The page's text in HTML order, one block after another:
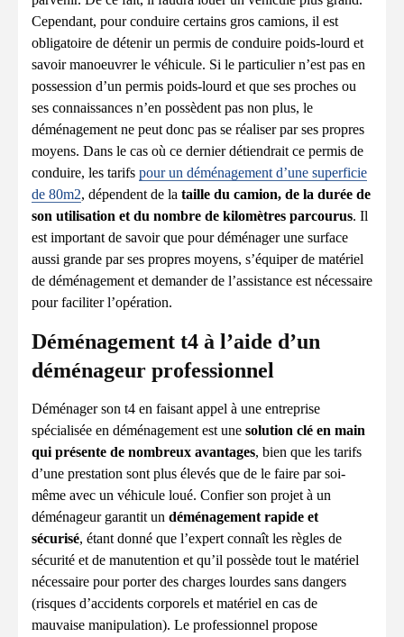
Cependant, pour conduire certains gros camions, il est
obligatoire de détenir un permis de conduire poids-lourd et
savoir manoeuvrer le véhicule. Si le particulier n’est pas en
possession d’un permis poids-lourd et que ses proches ou
ses connaissances n’en possèdent pas non plus, le
déménagement ne peut donc pas se réaliser par ses propres
moyens. Dans le cas où ce dernier détiendrait ce permis de
conduire, les tarifs pour un déménagement d’une superficie
de 80m2, dépendent de la taille du camion, de la durée de
son utilisation et du nombre de kilomètres parcourus. Il
est important de savoir que pour déménager une surface
aussi grande par ses propres moyens, s’équiper de matériel
de déménagement et demander de l’assistance est nécessaire
pour faciliter l’opération.
Déménagement t4 à l’aide d’un
déménageur professionnel
Déménager son t4 en faisant appel à une entreprise
spécialisée en déménagement est une solution clé en main
qui présente de nombreux avantages, bien que les tarifs
d’une prestation sont plus élevés que de le faire par soi-
même avec un véhicule loué. Confier son projet à un
déménageur garantit un déménagement rapide et
sécurisé, étant donné que l’expert connaît les règles de
sécurité et de manutention et qu’il possède tout le matériel
nécessaire pour porter des charges lourdes sans dangers
(risques d’accidents corporels et matériel en cas de
mauvaise manipulation). Le professionnel propose